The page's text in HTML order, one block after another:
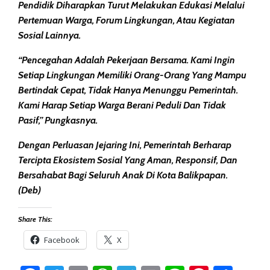
Pendidik Diharapkan Turut Melakukan Edukasi Melalui
Pertemuan Warga, Forum Lingkungan, Atau Kegiatan
Sosial Lainnya.
“Pencegahan Adalah Pekerjaan Bersama. Kami Ingin
Setiap Lingkungan Memiliki Orang-Orang Yang Mampu
Bertindak Cepat, Tidak Hanya Menunggu Pemerintah.
Kami Harap Setiap Warga Berani Peduli Dan Tidak
Pasif,” Pungkasnya.
Dengan Perluasan Jejaring Ini, Pemerintah Berharap
Tercipta Ekosistem Sosial Yang Aman, Responsif, Dan
Bersahabat Bagi Seluruh Anak Di Kota Balikpapan.
(deb)
Share This:
Facebook X